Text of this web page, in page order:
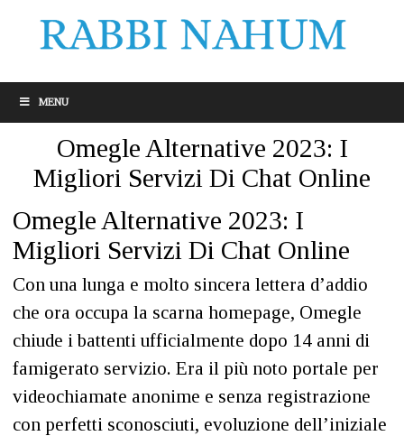
MENU
Omegle Alternative 2023: I
Migliori Servizi Di Chat Online
Omegle Alternative 2023: I
Migliori Servizi Di Chat Online
Con una lunga e molto sincera lettera d’addio
che ora occupa la scarna homepage, Omegle
chiude i battenti ufficialmente dopo 14 anni di
famigerato servizio. Era il più noto portale per
videochiamate anonime e senza registrazione
con perfetti sconosciuti, evoluzione dell’iniziale